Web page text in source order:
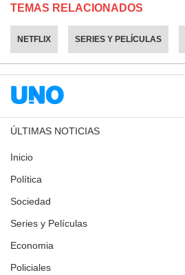
TEMAS RELACIONADOS
NETFLIX SERIES Y PELÍCULAS
ÚLTIMAS NOTICIAS
Inicio
Política
Sociedad
Series y Películas
Economia
Policiales